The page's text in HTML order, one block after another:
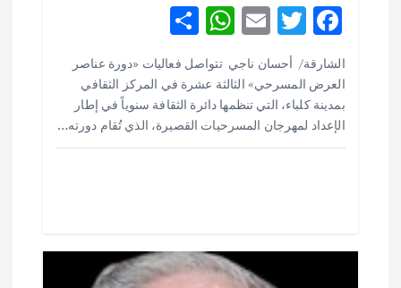
ت
F
ac
e
b
o
T
w
it
te
r
E
ai
l
W
h
at
s
A
h
ar
e
الشارقة/ أحسان ناجي تتواصل فعاليات «دورة عناصر
العرض المسرحي» الثالثة عشرة في المركز الثقافي
بمدينة كلباء، التي تنظمها دائرة الثقافة سنوياً في إطار
الإعداد لمهرجان المسرحيات القصيرة، الذي تُقام دورته…